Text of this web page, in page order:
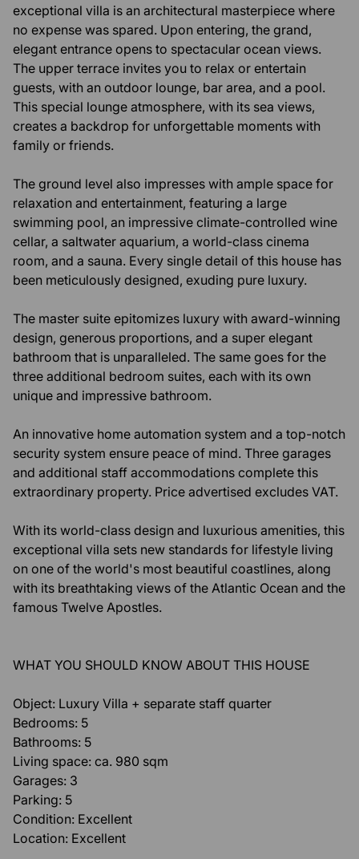
exceptional villa is an architectural masterpiece where
no expense was spared. Upon entering, the grand,
elegant entrance opens to spectacular ocean views.
The upper terrace invites you to relax or entertain
guests, with an outdoor lounge, bar area, and a pool.
This special lounge atmosphere, with its sea views,
creates a backdrop for unforgettable moments with
family or friends.
The ground level also impresses with ample space for
relaxation and entertainment, featuring a large
swimming pool, an impressive climate-controlled wine
cellar, a saltwater aquarium, a world-class cinema
room, and a sauna. Every single detail of this house has
been meticulously designed, exuding pure luxury.
The master suite epitomizes luxury with award-winning
design, generous proportions, and a super elegant
bathroom that is unparalleled. The same goes for the
three additional bedroom suites, each with its own
unique and impressive bathroom.
An innovative home automation system and a top-notch
security system ensure peace of mind. Three garages
and additional staff accommodations complete this
extraordinary property. Price advertised excludes VAT.
With its world-class design and luxurious amenities, this
exceptional villa sets new standards for lifestyle living
on one of the world's most beautiful coastlines, along
with its breathtaking views of the Atlantic Ocean and the
famous Twelve Apostles.
WHAT YOU SHOULD KNOW ABOUT THIS HOUSE
Object: Luxury Villa + separate staff quarter
Bedrooms: 5
Bathrooms: 5
Living space: ca. 980 sqm
Garages: 3
Parking: 5
Condition: Excellent
Location: Excellent